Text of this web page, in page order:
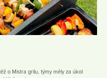
o Mistra grilu, týmy měly za úkol